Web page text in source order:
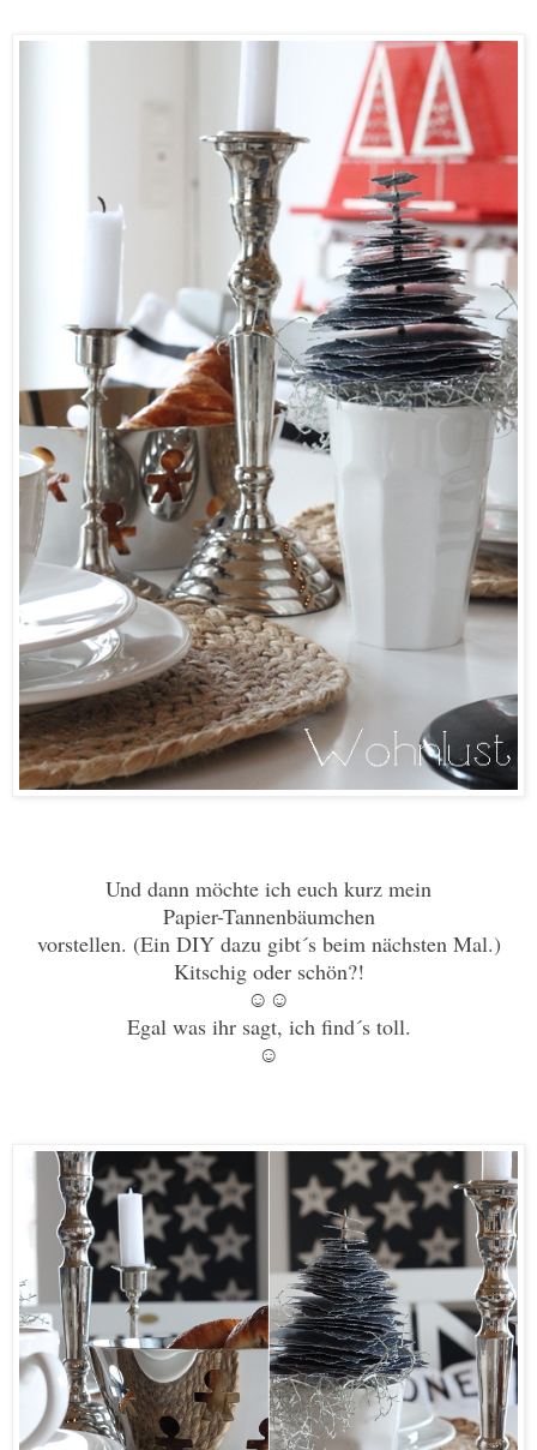
Und dann möchte ich euch kurz mein
Papier-Tannenbäumchen
vorstellen. (Ein DIY dazu gibt´s beim nächsten Mal.)
Kitschig oder schön?!
☺☺
Egal was ihr sagt, ich find´s toll.
☺